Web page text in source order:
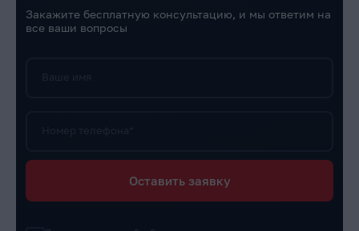
Закажите бесплатную консультацию, и мы ответим на
все ваши вопросы
Оставить заявку